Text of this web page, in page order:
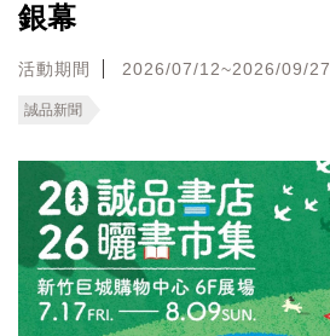
銀幕
活動期間 2026/07/12~2026/09/27
誠品新聞